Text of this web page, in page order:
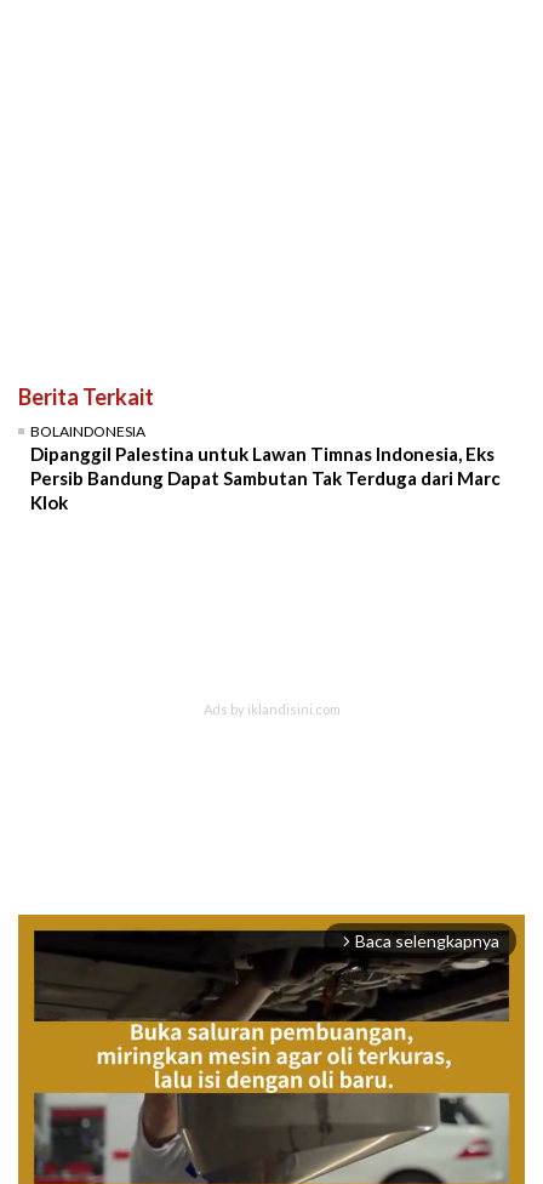
Berita Terkait
BOLAINDONESIA
Dipanggil Palestina untuk Lawan Timnas Indonesia, Eks
Persib Bandung Dapat Sambutan Tak Terduga dari Marc
Klok
arrow_forward_ios Baca selengkapnya